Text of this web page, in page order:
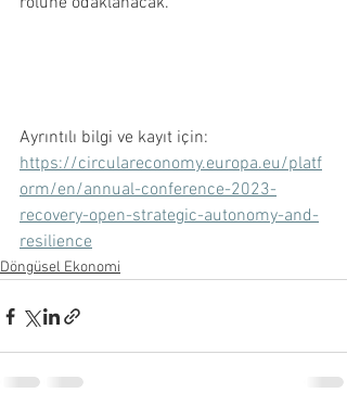
Ayrıntılı bilgi ve kayıt için:
https://circulareconomy.europa.eu/platf
orm/en/annual-conference-2023-
recovery-open-strategic-autonomy-and-
resilience
Döngüsel Ekonomi